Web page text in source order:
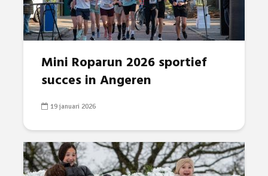
Mini Roparun 2026 sportief
succes in Angeren
19 januari 2026